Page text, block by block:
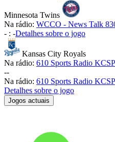
Minnesota Twins
Na rádio: WCCO - News Talk
- : -Detalhes sobre o jogo
Kansas City Royals
Na rádio: 610 Sports Radio KCSP
--
Na rádio: 610 Sports Radio KCSP
Detalhes sobre o jogo
Jogos actuais